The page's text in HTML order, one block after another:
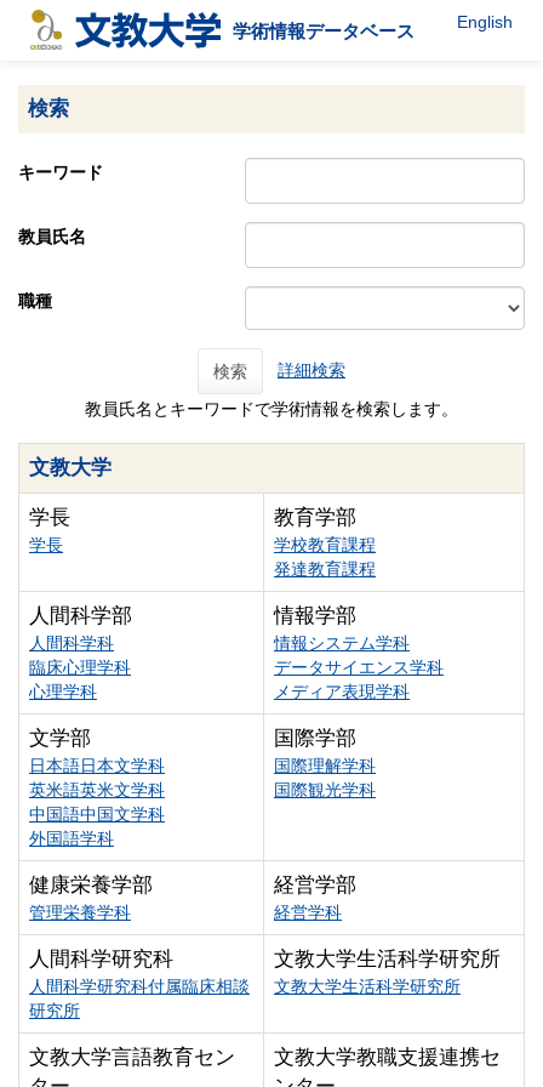
学術情報データベース English
検索
キーワード
教員氏名
職種
検索 詳細検索
教員氏名とキーワードで学術情報を検索します。
文教大学
学長
学長
教育学部
学校教育課程
発達教育課程
人間科学部
人間科学科
臨床心理学科
心理学科
情報学部
情報システム学科
データサイエンス学科
メディア表現学科
文学部
日本語日本文学科
英米語英米文学科
中国語中国文学科
外国語学科
国際学部
国際理解学科
国際観光学科
健康栄養学部
管理栄養学科
経営学部
経営学科
人間科学研究科
人間科学研究科付属臨床相談
研究所
文教大学生活科学研究所
文教大学生活科学研究所
文教大学言語教育セン
文教大学教職支援連携セ